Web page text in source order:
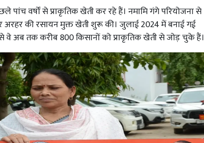
पांच वर्षों से प्राकृतिक खेती कर रहे हैं। नमामि गंगे परियोजना से
अरहर की रसायन मुक्त खेती शुरू की। जुलाई 2024 में बनाई गई
वे अब तक करीब 800 किसानों को प्राकृतिक खेती से जोड़ चुके हैं।